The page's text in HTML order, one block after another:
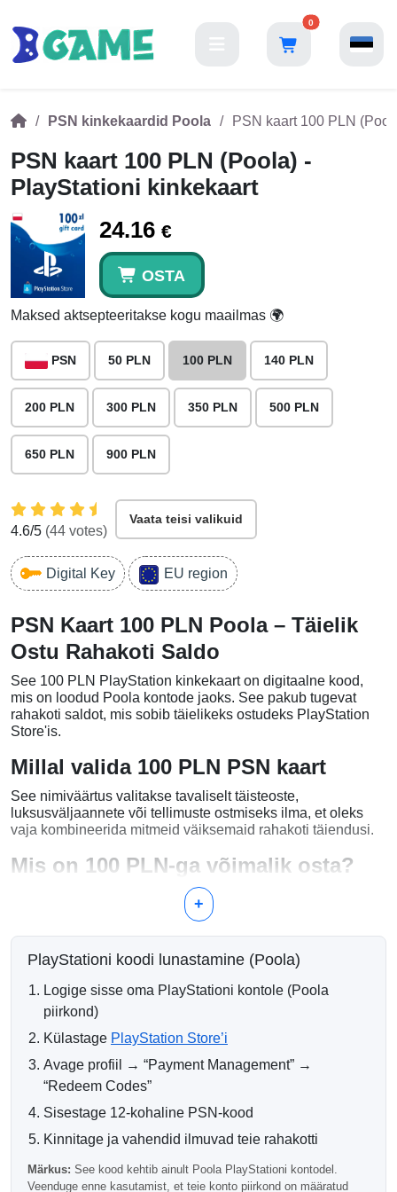
0
PSN kinkekaardid Poola PSN kaart 100 PLN
PSN kaart 100 PLN (Poola) -
PlayStationi kinkekaart
24.16 €
OSTA
Maksed aktsepteeritakse kogu maailmas 🌍
PSN 50 PLN 100 PLN 140 PLN
200 PLN 300 PLN 350 PLN 500 PLN
650 PLN 900 PLN
4.6/5 (44 votes)
Vaata teisi valikuid
Digital Key EU region
PSN Kaart 100 PLN Poola – Täielik
Ostu Rahakoti Saldo
See 100 PLN PlayStation kinkekaart on digitaalne kood,
mis on loodud Poola kontode jaoks. See pakub tugevat
rahakoti saldot, mis sobib täielikeks ostudeks PlayStation
Store'is.
Millal valida 100 PLN PSN kaart
See nimiväärtus valitakse tavaliselt täisteoste,
luksusväljaannete või tellimuste ostmiseks ilma, et oleks
vaja kombineerida mitmeid väiksemaid rahakoti täiendusi.
Mis on 100 PLN-ga võimalik osta?
PlayStation 4 ja PlayStation 5 mängud
Premium ja luksusväljaanded
Mängusisene raha ja digitaalsed esemed
Warum valida 100 PLN?
digitaalsete ostude hinnavahemikuga, muutes selle
mugavaks valikuks tehingute lõpetamiseks ilma täiendavate
täiendusteta.
Tasumise teave
Pärast makse kinnitamist saadetakse PSN kood
kohe, võimaldades kohest aktiveerimist.
+
PlayStationi koodi lunastamine (Poola)
Logige sisse oma PlayStationi kontole (Poola
piirkond)
Külastage PlayStation Store’i
Avage profiil → “Payment Management” →
“Redeem Codes”
Sisestage 12-kohaline PSN-kood
Kinnitage ja vahendid ilmuvad teie rahakotti
Märkus: See kood kehtib ainult Poola PlayStationi kontodel.
Veenduge enne kasutamist, et teie konto piirkond on määratud